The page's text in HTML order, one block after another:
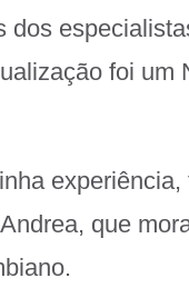
dos
foi um
que